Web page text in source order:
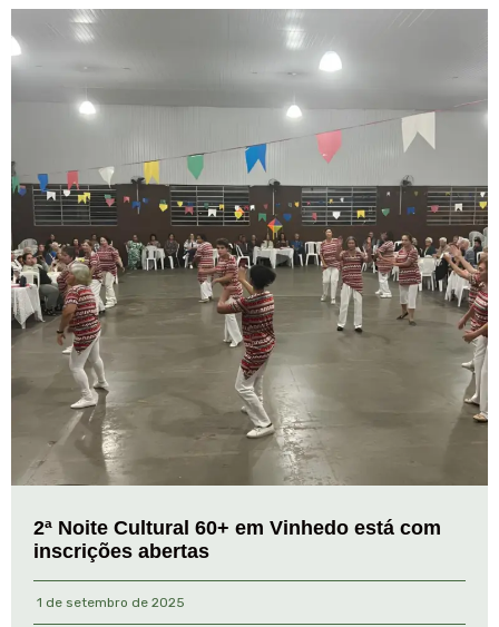
2ª Noite Cultural 60+ em Vinhedo está com
inscrições abertas
1 de setembro de 2025